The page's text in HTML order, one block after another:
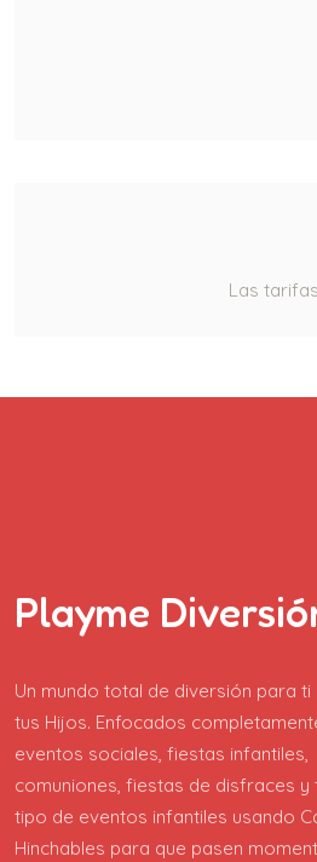
Las
Playme
Un mundo total de diversión para ti
tus Hijos. Enfocados
eventos sociales, fiestas infantiles,
comuniones, fiestas de disfraces y
tipo de eventos infantiles usando
Hinchables para que pasen